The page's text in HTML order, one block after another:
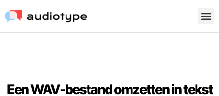
Een WAV-bestand omzetten in tekst